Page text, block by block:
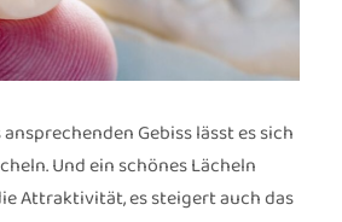
Gebiss lässt es sich
Und ein schönes Lächeln
Attraktivität, es steigert auch das